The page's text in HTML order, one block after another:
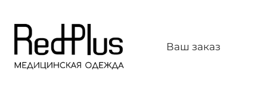
Ваш заказ